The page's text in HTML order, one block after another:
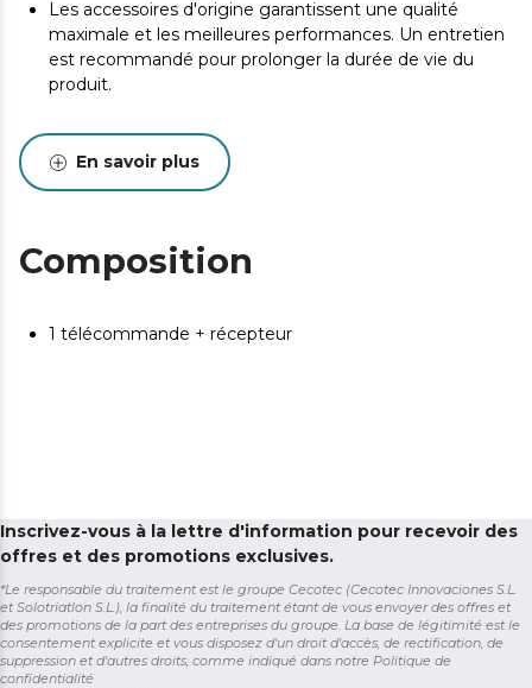
Les accessoires d'origine garantissent une qualité
maximale et les meilleures performances. Un entretien
est recommandé pour prolonger la durée de vie du
produit.
En savoir plus
Composition
1 télécommande + récepteur
Inscrivez-vous à la lettre d'information pour recevoir des
offres et des promotions exclusives.
*Le responsable du traitement est le groupe Cecotec (Cecotec Innovaciones S.L.
et Solotriatlon S.L.), la finalité du traitement étant de vous envoyer des offres et
des promotions de la part des entreprises du groupe. La base de légitimité est le
consentement explicite et vous disposez d'un droit d'accès, de rectification, de
suppression et d'autres droits, comme indiqué dans notre Politique de
confidentialité